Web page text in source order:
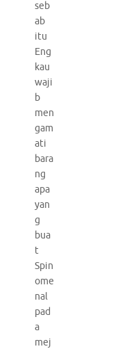
seb
ab
itu
Eng
kau
waji
b
men
gam
ati
bara
ng
apa
yan
g
bua
t
Spin
ome
nal
pad
a
mej